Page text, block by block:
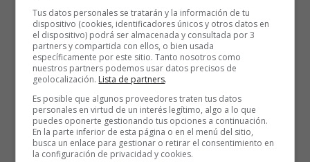
de quedarse estancado o aburrido en una rutina. Busca
nuevas oportunidades y retos que te permitan crecer y
desarrollarte profesionalmente.Pregunta a tu supervisor
sobre proyectos interesantes en los que puedes participar
o considerar la posibilidad de ampliar tus habilidades a
Cuida tu bienestar fisico y
emocional
Tus datos personales se tratarán y la información de tu
dispositivo (cookies, identificadores únicos y otros datos en
el dispositivo) podrá ser almacenada y consultada por 3
partners y compartida con ellos, o bien usada
específicamente por este sitio. Tanto nosotros como
nuestros partners podemos usar datos precisos de
geolocalización. Lista de partners.
Es posible que algunos proveedores traten tus datos
personales en virtud de un interés legítimo, algo a lo que
puedes oponerte gestionando tus opciones a continuación.
En la parte inferior de esta página o en el menú del sitio,
busca un enlace para gestionar o retirar el consentimiento en
la configuración de privacidad y cookies.